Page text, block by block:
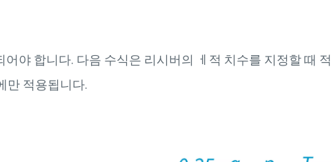
야 합니다. 다음 수식은 리시버의 ㅔ적 치수를 지정할 때 적
만 적용됩니다.